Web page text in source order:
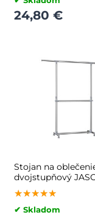
24,80 €
Stojan na
dvojstupňový
93x49x113-198cm,
strieborná
★★★★★
★★★★★
★★★★★
✔ Skladom